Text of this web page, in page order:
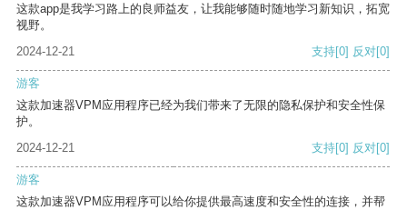
这款app是我学习路上的良师益友，让我能够随时随地学习新知识，拓宽
视野。
2024-12-21
支持[0] 反对[0]
游客
这款加速器VPM应用程序已经为我们带来了无限的隐私保护和安全性保
护。
2024-12-21
支持[0] 反对[0]
游客
这款加速器VPM应用程序可以给你提供最高速度和安全性的连接，并帮